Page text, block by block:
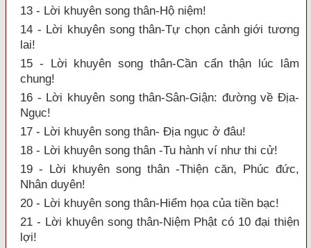
13 - Lời khuyên song thân-Hộ niệm!
14 - Lời khuyên song thân-Tự chọn cảnh giới tương
lai!
15 - Lời khuyên song thân-Cần cẩn thận lúc lâm
chung!
16 - Lời khuyên song thân-Sân-Giận: đường về Địa-
Ngục!
17 - Lời khuyên song thân- Địa ngục ở đâu!
18 - Lời khuyên song thân -Tu hành ví như thi cử!
19 - Lời khuyên song thân -Thiện căn, Phúc đức,
Nhân duyên!
20 - Lời khuyên song thân-Hiểm họa của tiền bạc!
21 - Lời khuyên song thân-Niệm Phật có 10 đại thiện
lợi!